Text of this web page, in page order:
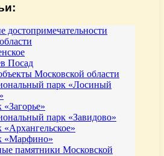
достопримечательности
Посад
Московской области
парк «Лосиный
«Загорье»
парк «Завидово»
«Архангельское»
«Марфино»
памятники Московской